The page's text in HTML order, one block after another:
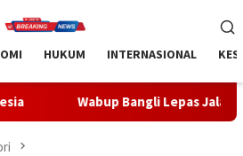
HUKUM INTERNASIONAL
Lepas Jalan Santai, Awali